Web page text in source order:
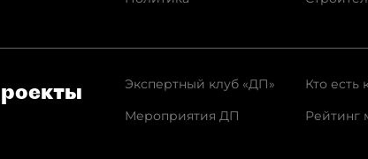
Экспертный клуб «ДП»
Мероприятия ДП
Кто есть
Рейтинг